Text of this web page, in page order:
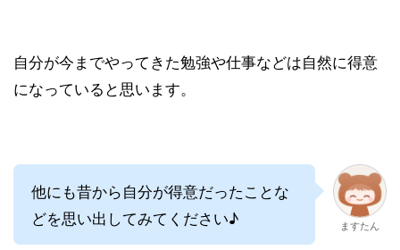
自分が今までやってきた勉強や仕事などは自然に得意
になっていると思います。
他にも昔から自分が得意だったことな
どを思い出してみてください♪
ますたん